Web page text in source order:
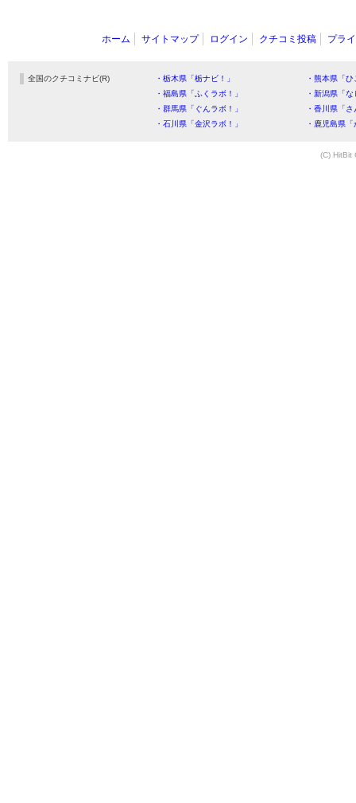
ホーム サイトマップ ログイン クチコミ投稿 プラ
全国のクチコミナビ(R) ・栃木県「栃ナビ！」
・熊本県「
・福島県「ふくラボ！」
・新潟県「
・群馬県「ぐんラボ！」
・香川県「
・石川県「金沢ラボ！」
・鹿児島県
(C) HitBit